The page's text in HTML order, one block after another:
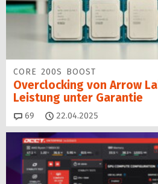
CORE 200S BOOST
Overclocking von Arrow
Leistung unter Garantie
69 Kommentare
22.04.2025